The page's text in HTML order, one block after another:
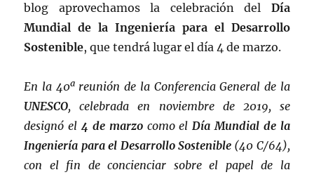
blog aprovechamos la celebración del Día
Mundial de la Ingeniería para el Desarrollo
Sostenible, que tendrá lugar el día 4 de marzo.
En la 40ª reunión de la Conferencia General de la
UNESCO, celebrada en noviembre de 2019, se
designó el4 de marzocomo elDía Mundial de la
Ingeniería para el Desarrollo Sostenible (40 C/64),
con el fin de concienciar sobre el papel de la